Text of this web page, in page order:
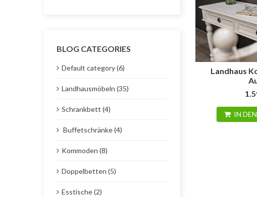
BLOG CATEGORIES
Default category (6)
Landhausmöbeln (35)
Schrankbett (4)
Buffetschränke (4)
Kommoden (8)
Doppelbetten (5)
Esstische (2)
Landhaus
IN